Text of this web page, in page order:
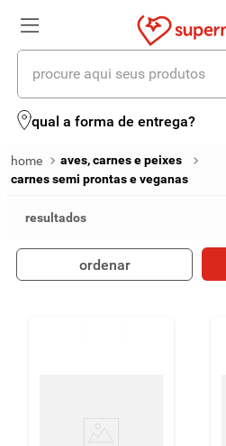
procure aqui seus produtos
qual a forma de entrega?
aves, carnes e peixes
carnes semi prontas e veganas
ordenar
termos mais buscados
2º leite
3º cafe
iogurte
detergente